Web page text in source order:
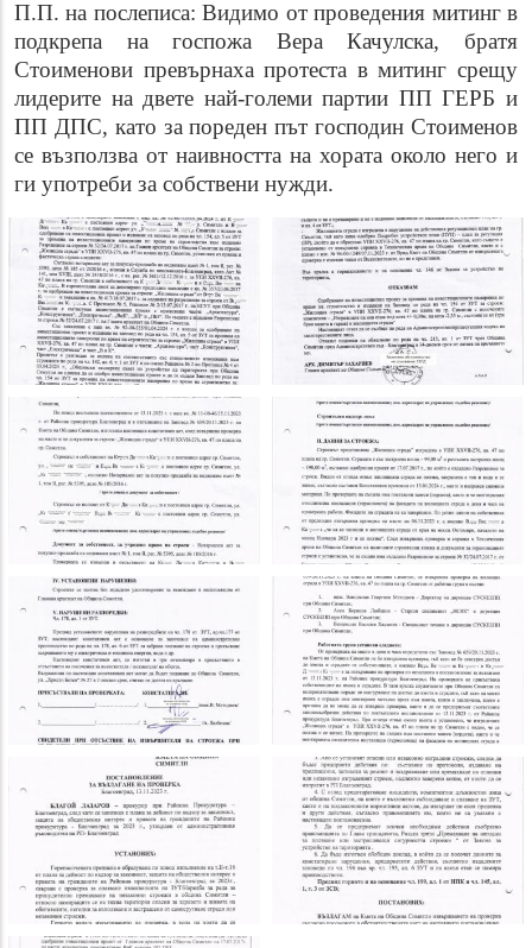
П.П. на послеписа: Видимо от проведения митинг в
подкрепа на госпожа Вера Качулска, братя
Стоименови превърнаха протеста в митинг срещу
лидерите на двете най-големи партии ПП ГЕРБ и
ПП ДПС, като за пореден път господин Стоименов
се възползва от наивността на хората около него и
ги употреби за собствени нужди.